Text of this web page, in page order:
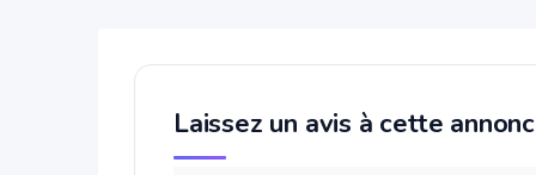
Laissez un avis à cette